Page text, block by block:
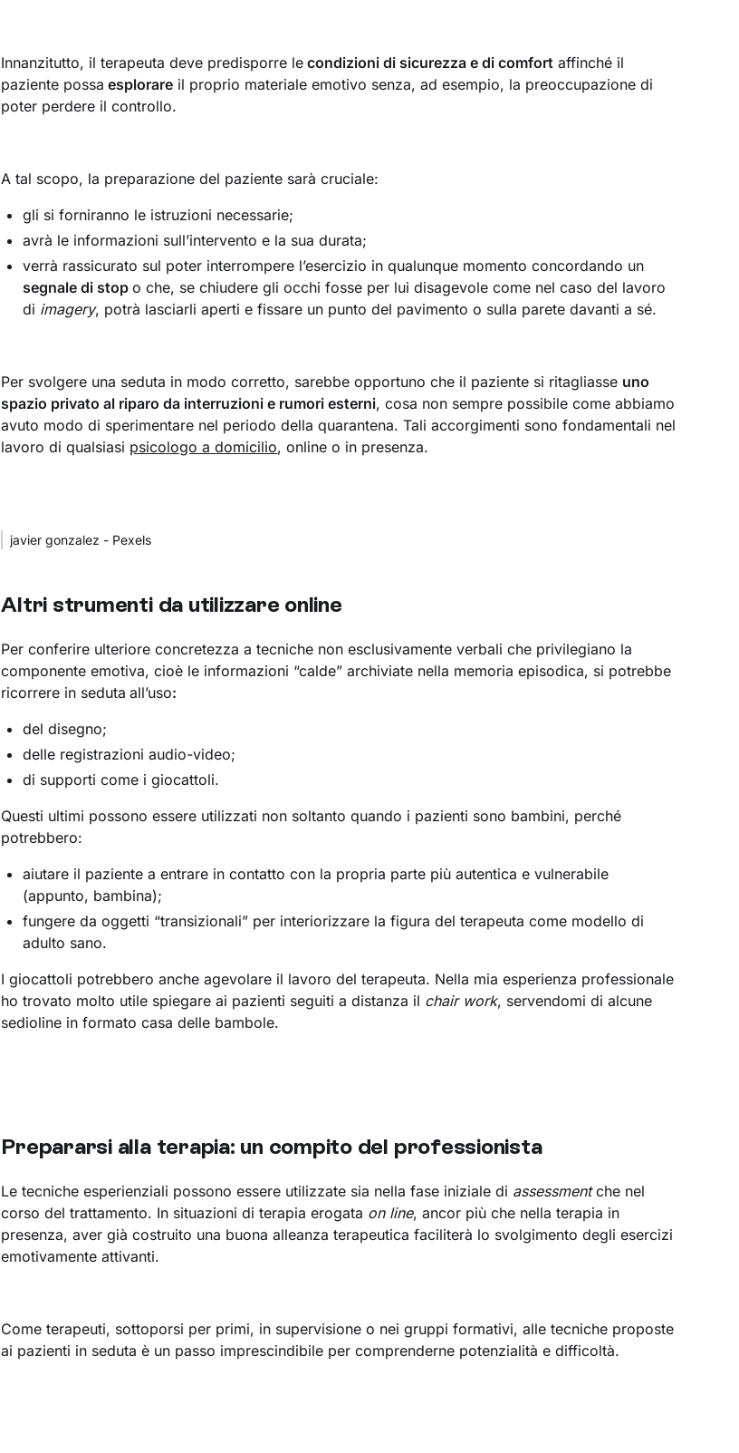
Innanzitutto, il terapeuta deve predisporre le condizioni di sicurezza e di comfort affinché il
paziente possa esplorare il proprio materiale emotivo senza, ad esempio, la preoccupazione di
poter perdere il controllo.
A tal scopo, la preparazione del paziente sarà cruciale:
gli si forniranno le istruzioni necessarie;
avrà le informazioni sull’intervento e la sua durata;
verrà rassicurato sul poter interrompere l’esercizio in qualunque momento concordando un
segnale di stopo che, se chiudere gli occhi fosse per lui disagevole come nel caso del lavoro
di imagery, potrà lasciarli aperti e fissare un punto del pavimento o sulla parete davanti a sé.
Per svolgere una seduta in modo corretto, sarebbe opportuno che il paziente si ritagliasse uno
spazio privato al riparo da interruzioni e rumori esterni, cosa non sempre possibile come abbiamo
avuto modo di sperimentare nel periodo della quarantena. Tali accorgimenti sono fondamentali nel
lavoro di qualsiasi psicologo a domicilio, online o in presenza.
javier gonzalez - Pexels
Altri strumenti da utilizzare online
Per conferire ulteriore concretezza a tecniche non esclusivamente verbali che privilegiano la
componente emotiva, cioè le informazioni “calde” archiviate nella memoria episodica, si potrebbe
ricorrere in seduta all’uso:
del disegno;
delle registrazioni audio-video;
di supporti come i giocattoli.
Questi ultimi possono essere utilizzati non soltanto quando i pazienti sono bambini, perché
potrebbero:
aiutare il paziente a entrare in contatto con la propria parte più autentica e vulnerabile
(appunto, bambina);
fungere da oggetti “transizionali” per interiorizzare la figura del terapeuta come modello di
adulto sano.
I giocattoli potrebbero anche agevolare il lavoro del terapeuta. Nella mia esperienza professionale
ho trovato molto utile spiegare ai pazienti seguiti a distanza il chair work, servendomi di alcune
sedioline in formato casa delle bambole.
Prepararsi alla terapia: un compito del professionista
Le tecniche esperienziali possono essere utilizzate sia nella fase iniziale di assessmentche nel
corso del trattamento. In situazioni di terapia erogata on line, ancor più che nella terapia in
presenza, aver già costruito una buona alleanza terapeutica faciliterà lo svolgimento degli esercizi
emotivamente attivanti.
Come terapeuti, sottoporsi per primi, in supervisione o nei gruppi formativi, alle tecniche proposte
ai pazienti in seduta è un passo imprescindibile per comprenderne potenzialità e difficoltà.